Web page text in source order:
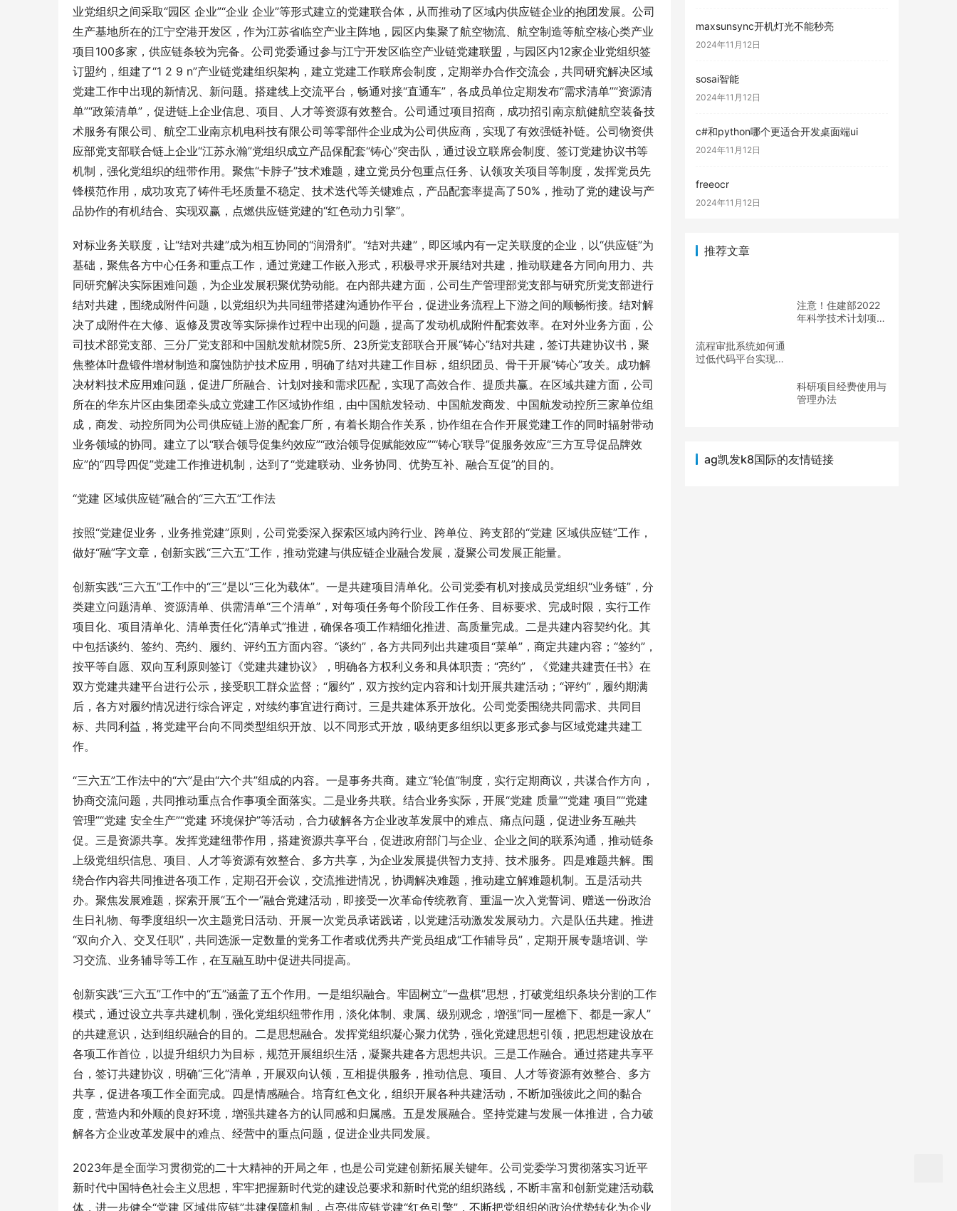
业党组织之间采取“园区 企业”“企业 企业”等形式建立的党建联合体，从而推动了区域内供应链企业的抱团发展。公司
生产基地所在的江宁空港开发区，作为江苏省临空产业主阵地，园区内集聚了航空物流、航空制造等航空核心类产业
项目100多家，供应链条较为完备。公司党委通过参与江宁开发区临空产业链党建联盟，与园区内12家企业党组织签
订盟约，组建了“1 2 9 n”产业链党建组织架构，建立党建工作联席会制度，定期举办合作交流会，共同研究解决区域
党建工作中出现的新情况、新问题。搭建线上交流平台，畅通对接“直通车”，各成员单位定期发布“需求清单”“资源清
单”“政策清单”，促进链上企业信息、项目、人才等资源有效整合。公司通过项目招商，成功招引南京航健航空装备技
术服务有限公司、 航空工业南京机电科技有限公司等零部件企业成为公司供应商，实现了有效强链补链。公司物资供
应部党支部联合链上企业“江苏永瀚”党组织成立产品保配套“铸心”突击队 ，通过设立联席会制度、签订党建协议书等
机制，强化党组织的纽带作用。聚焦“卡脖子”技术难题，建立党员分包重点任务、认领攻关项目等制度，发挥党员先
锋模范作用，成功攻克了铸件毛坯质量不稳定、技术迭代等关键难点，产品配套率提高了50%，推动了党的建设与产
品协作的有机结合、实现双赢，点燃供应链党建的“红色动力引擎”。
对标业务关联度，让“结对共建”成为相互协同的“润滑剂”。“结对共建”，即区域内有一定关联度的企业，以“供应链”为
基础，聚焦各方中心任务和重点工作，通过党建工作嵌入形式，积极寻求开展结对共建，推动联建各方同向用力、共
同研究解决实际困难问题，为企业发展积聚优势动能。在内部共建方面，公司生产管理部党支部与研究所党支部进行
结对共建，围绕成附件问题，以党组织为共同纽带搭建沟通协作平台，促进业务流程上下游之间的顺畅衔接。结对解
决了成附件在大修、返修及贯改等实际操作过程中出现的问题，提高了发动机成附件配套效率。在对外业务方面，公
司技术部党支部、三分厂党支部和中国航发航材院5所、23所党支部联合开展“铸心”结对共建，签订共建协议书，聚
焦整体叶盘锻件增材制造和腐蚀防护技术应用，明确了结对共建工作目标，组织团员、骨干开展“铸心”攻关。成功解
决材料技术应用难问题，促进厂所融合、计划对接和需求匹配，实现了高效合作、提质共赢。在区域共建方面，公司
所在的华东片区由集团牵头成立党建工作区域协作组，由中国航发轻动、中国航发商发、中国航发动控所三家单位组
成，商发、动控所同为公司供应链上游的配套厂所，有着长期合作关系，协作组在合作开展党建工作的同时辐射带动
业务领域的协同。建立了以“联合领导促集约效应”“政治领导促赋能效应”“‘铸心’联导”促服务效应“三方互导促品牌效
应”的“四导四促”党建工作推进机制，达到了“党建联动、业务协同、优势互补、融合互促”的目的。
“党建 区域供应链”融合的“三六五”工作法
按照“党建促业务，业务推党建”原则，公司党委深入探索区域内跨行业、跨单位、跨支部的“党建 区域供应链”工作，
做好“融”字文章，创新实践“三六五”工作，推动党建与供应链企业融合发展，凝聚公司发展正能量。
创新实践“三六五”工作中的“三”是以“三化为载体”。一是共建项目清单化。公司党委有机对接成员党组织“业务链”，分
类建立问题清单、资源清单、供需清单“三个清单”，对每项任务每个阶段工作任务、目标要求、完成时限，实行工作
项目化、项目清单化、清单责任化“清单式”推进，确保各项工作精细化推进、高质量完成。二是共建内容契约化。其
中包括谈约、签约、亮约、履约、评约五方面内容。“谈约”，各方共同列出共建项目“菜单”，商定共建内容；“签约”，
按平等自愿、双向互利原则签订《党建共建协议》，明确各方权利义务和具体职责；“亮约”，《党建共建责任书》在
双方党建共建平台进行公示，接受职工群众监督；“履约”，双方按约定内容和计划开展共建活动；“评约”，履约期满
后，各方对履约情况进行综合评定，对续约事宜进行商讨。三是共建体系开放化。公司党委围绕共同需求、共同目
标、共同利益，将党建平台向不同类型组织开放、以不同形式开放，吸纳更多组织以更多形式参与区域党建共建工
作。
“三六五”工作法中的“六”是由“六个共”组成的内容。一是事务共商。建立“轮值”制度，实行定期商议，共谋合作方向，
协商交流问题，共同推动重点合作事项全面落实。二是业务共联。结合业务实际，开展“党建 质量”“党建 项目”“党建
管理”“党建 安全生产”“党建 环境保护”等活动，合力破解各方企业改革发展中的难点、痛点问题，促进业务互融共
促。三是资源共享。发挥党建纽带作用，搭建资源共享平台，促进政府部门与企业、企业之间的联系沟通，推动链条
上级党组织信息、项目、人才等资源有效整合、多方共享，为企业发展提供智力支持、技术服务。四是难题共解。围
绕合作内容共同推进各项工作，定期召开会议，交流推进情况，协调解决难题，推动建立解难题机制。五是活动共
办。聚焦发展难题，探索开展“五个一”融合党建活动，即接受一次革命传统教育、重温一次入党誓词、赠送一份政治
生日礼物、每季度组织一次主题党日活动、开展一次党员承诺践诺，以党建活动激发发展动力。六是队伍共建。推进
“双向介入、交叉任职”，共同选派一定数量的党务工作者或优秀共产党员组成“工作辅导员”，定期开展专题培训、学
习交流、业务辅导等工作，在互融互助中促进共同提高。
创新实践“三六五”工作中的“五”涵盖了五个作用。一是组织融合。牢固树立“一盘棋”思想，打破党组织条块分割的工作
模式，通过设立共享共建机制，强化党组织纽带作用，淡化体制、隶属、级别观念，增强“同一屋檐下、都是一家人”
的共建意识，达到组织融合的目的。二是思想融合。发挥党组织凝心聚力优势，强化党建思想引领，把思想建设放在
各项工作首位，以提升组织力为目标，规范开展组织生活，凝聚共建各方思想共识。三是工作融合。通过搭建共享平
台，签订共建协议，明确“三化”清单，开展双向认领，互相提供服务，推动信息、项目、人才等资源有效整合、多方
共享，促进各项工作全面完成。四是情感融合。培育红色文化，组织开展各种共建活动，不断加强彼此之间的黏合
度，营造内和外顺的良好环境，增强共建各方的认同感和归属感。五是发展融合。坚持党建与发展一体推进，合力破
解各方企业改革发展中的难点、经营中的重点问题，促进企业共同发展。
2023年是全面学习贯彻党的二十大精神的开局之年，也是公司党建创新拓展关键年。公司党委学习贯彻落实习近平
新时代中国特色社会主义思想，牢牢把握新时代党的建设总要求和新时代党的组织路线，不断丰富和创新党建活动载
体，进一步健全“党建 区域供应链”共建保障机制，点亮供应链党建“红色引擎”，不断把党组织的政治优势转化为企业
maxsunsync开机灯光不能秒亮
2024年11月12日
sosai智能
2024年11月12日
c#和python哪个更适合开发桌面端ui
2024年11月12日
freeocr
2024年11月12日
推荐文章
注意！住建部2022
年科学技术计划项目
流程审批系统如何通
过低代码平台实现？
科研项目经费使用与
管理办法
ag凯发k8国际的友情链接